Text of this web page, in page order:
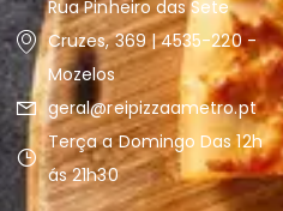
Rua Pinheiro das Sete
Cruzes, 369 | 4535-220 -
Mozelos
geral@reipizzaametro.pt
Terça a Domingo Das 12h
ás 21h30